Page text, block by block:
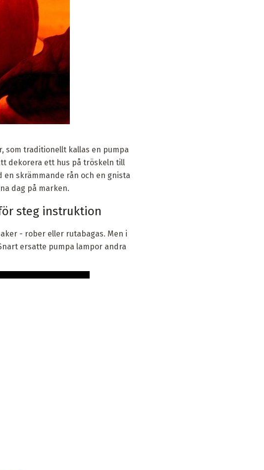
som traditionellt kallas en pumpa
dekorera ett hus på tröskeln till
skrämmande rån och en gnista
dag på marken.
steg instruktion
- rober eller rutabagas. Men i
ersatte pumpa lampor andra